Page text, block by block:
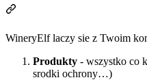
WineryElf laczy sie z Twoim
Produkty - wszystko co
srodki ochrony…)